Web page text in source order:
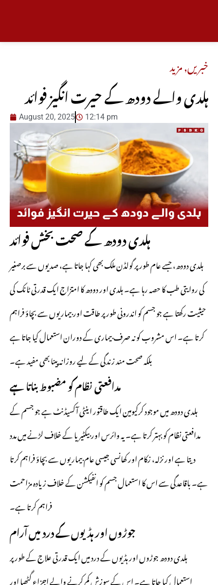
خبریں,مزید
ہلدی والے دودھ کے حیرت انگیز فوائد
August 20, 2025 12:14 pm
ہلدی دودھ کے صحت بخش فوائد
ہلدی دودھ، جسے عام طور پر گولڈن ملک بھی کہا جاتا ہے، صدیوں سے برصغیر
کی روایتی طب کا حصہ رہا ہے۔ ہلدی اور دودھ کا امتزاج ایک قدرتی ٹانک کی
حیثیت رکھتا ہے جو جسم کو اندرونی طور پر طاقت اور بیماریوں سے بچاؤ فراہم
کرتا ہے۔ اس مشروب کو نہ صرف بیماری کے دوران استعمال کیا جاتا ہے
بلکہ صحت مند زندگی کے لیے روزانہ پینا بھی مفید ہے۔
مدافعتی نظام کو مضبوط بناتا ہے
ہلدی دودھ میں موجود کرکیومین ایک طاقتور اینٹی آکسیڈنٹ ہے جو جسم کے
مدافعتی نظام کو بہتر کرتا ہے۔ یہ وائرس اور بیکٹیریا کے خلاف لڑنے میں مدد
دیتا ہے اور نزلہ، زکام اور کھانسی جیسی عام بیماریوں سے بچاؤ فراہم کرتا
ہے۔ باقاعدگی سے اس کا استعمال جسم کو انفیکشن کے خلاف زیادہ مزاحمت
فراہم کرتا ہے۔
جوڑوں اور ہڈیوں کے درد میں آرام
ہلدی دودھ جوڑوں اور ہڈیوں کے درد میں ایک قدرتی علاج کے طور پر
استعمال کیا جاتا ہے۔ اس کے سوزش کم کرنے والے اجزاء گٹھیا اور